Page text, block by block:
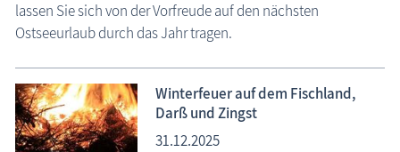
lassen Sie sich von der Vorfreude auf den nächsten
Ostseeurlaub durch das Jahr tragen.
Winterfeuer auf dem Fischland,
Darß und Zingst
31.12.2025